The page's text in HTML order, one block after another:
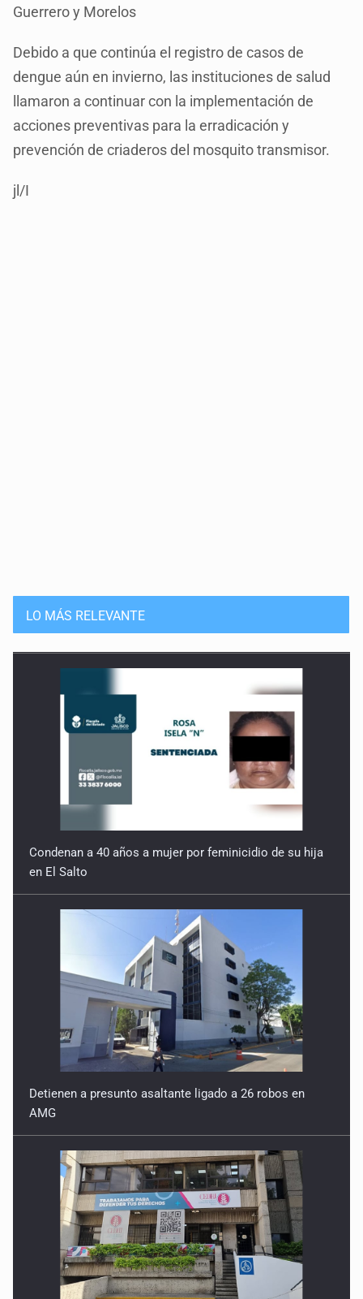
Guerrero y Morelos
Debido a que continúa el registro de casos de
dengue aún en invierno, las instituciones de salud
llamaron a continuar con la implementación de
acciones preventivas para la erradicación y
prevención de criaderos del mosquito transmisor.
jl/I
LO MÁS RELEVANTE
Condenan a 40 años a mujer por feminicidio de su hija
en El Salto
Detienen a presunto asaltante ligado a 26 robos en
AMG